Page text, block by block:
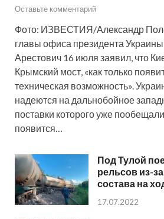
Оставьте комментарий
Фото: ИЗВЕСТИЯ/Александр
главы офиса президента
Арестович 16 июля заявил, что
Крымский мост, «как только
техническая возможность».
надеются на дальнобойное
поставки которого уже
появится…
Под Тулой
рельсов из-
состава на
17.07.2022